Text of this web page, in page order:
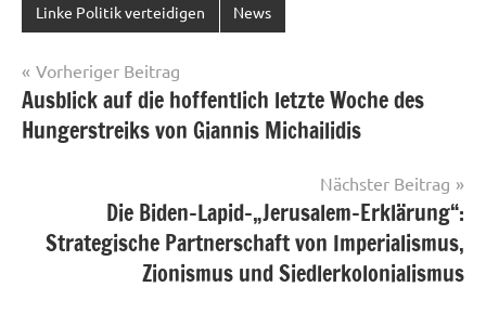
Linke Politik verteidigen News
Beitragsnavigation
Vorheriger Beitrag
Ausblick auf die hoffentlich letzte Woche des
Hungerstreiks von Giannis Michailidis
Nächster Beitrag
Die Biden-Lapid-„Jerusalem-Erklärung“:
Strategische Partnerschaft von Imperialismus,
Zionismus und Siedlerkolonialismus